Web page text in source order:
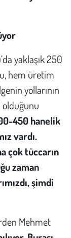
yaklaşık 250
hem üretim
yollarının
450 hanelik
vardı.
çok tüccarın
zaman
şimdi
Mehmet